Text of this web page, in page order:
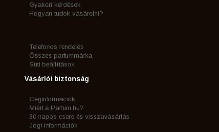
Gyakori kérdések
Hogyan tudok vásárolni?
Telefonos rendelés
Összes parfummárka
Süti beállítások
Vásárlói biztonság
Céginformációk
Miért a Parfum.hu?
30 napos csere és visszavásárlás
Jogi információk